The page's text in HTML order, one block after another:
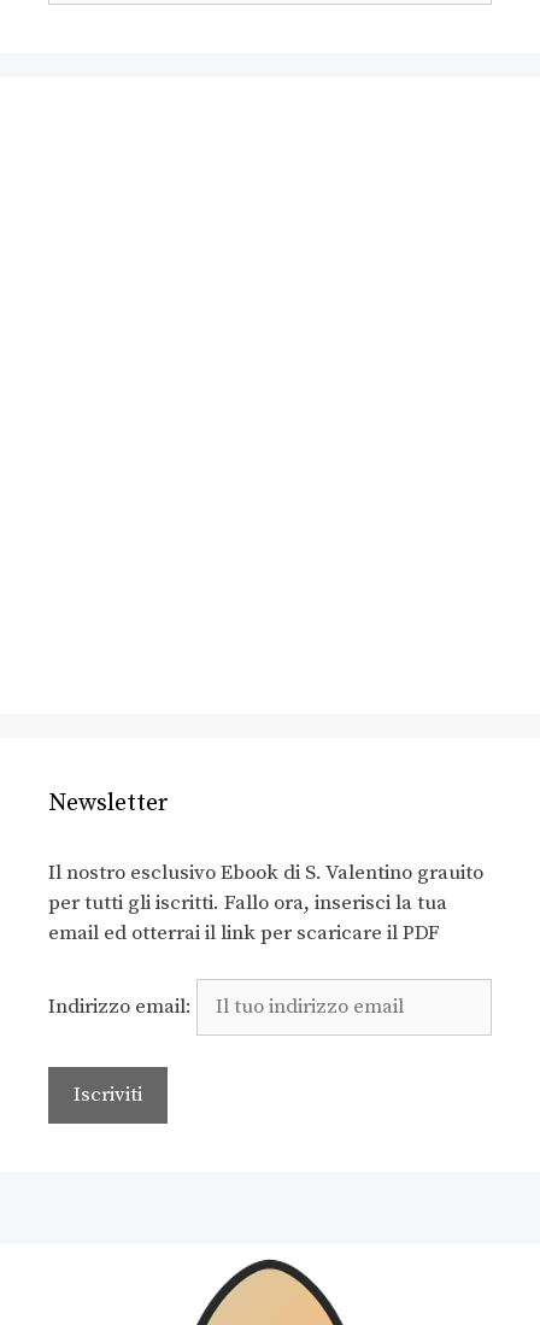
Newsletter
Il nostro esclusivo Ebook di S. Valentino grauito
per tutti gli iscritti. Fallo ora, inserisci la tua
email ed otterrai il link per scaricare il PDF
Indirizzo email: